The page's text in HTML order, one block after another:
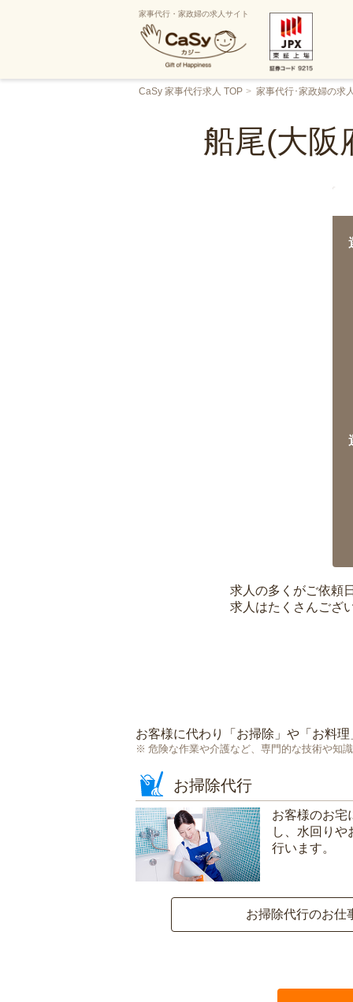
家事代行・家政婦の求人サイト
CaSy 家事代行求人 TOP 家事代行･家政婦の求
船尾(大阪
求人の多くがご依頼
求人はたくさんござ
お客様に代わり「 お掃除 」や「 お料理
危険な作業や介護など、専門的な技術や知
お掃除代行
お客様のお宅
し、水回りや
行います。
お掃除代行のお仕